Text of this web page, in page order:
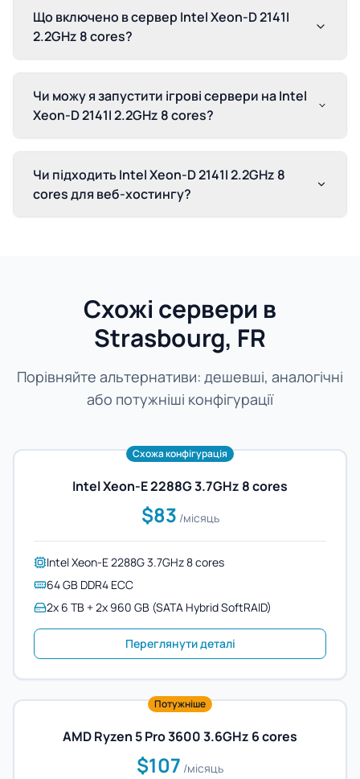
Що включено в сервер Intel Xeon-D 2141I
2.2GHz 8 cores?
Чи можу я запустити ігрові сервери на Intel
Xeon-D 2141I 2.2GHz 8 cores?
Чи підходить Intel Xeon-D 2141I 2.2GHz 8
cores для веб-хостингу?
Схожі сервери в
Strasbourg, FR
Порівняйте альтернативи: дешевші, аналогічні
або потужніші конфігурації
Схожа конфігурація
Intel Xeon-E 2288G 3.7GHz 8 cores
$83 /місяць
Intel Xeon-E 2288G 3.7GHz 8 cores
64 GB DDR4 ECC
2x 6 TB + 2x 960 GB (SATA Hybrid SoftRAID)
Переглянути деталі
Потужніше
AMD Ryzen 5 Pro 3600 3.6GHz 6 cores
$107 /місяць